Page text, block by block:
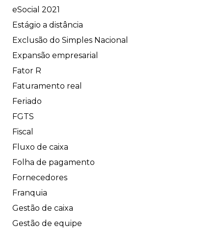
eSocial 2021
Estágio a distância
Exclusão do Simples Nacional
Expansão empresarial
Fator R
Faturamento real
Feriado
FGTS
Fiscal
Fluxo de caixa
Folha de pagamento
Fornecedores
Franquia
Gestão de caixa
Gestão de equipe